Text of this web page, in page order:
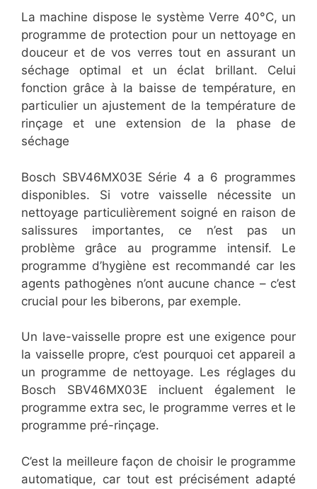
La machine dispose le système Verre 40°C, un
programme de protection pour un nettoyage en
douceur et de vos verres tout en assurant un
séchage optimal et un éclat brillant. Celui
fonction grâce à la baisse de température, en
particulier un ajustement de la température de
rinçage et une extension de la phase de
séchage
Bosch SBV46MX03E Série 4 a 6 programmes
disponibles. Si votre vaisselle nécessite un
nettoyage particulièrement soigné en raison de
salissures importantes, ce n’est pas un
problème grâce au programme intensif. Le
programme d’hygiène est recommandé car les
agents pathogènes n’ont aucune chance – c’est
crucial pour les biberons, par exemple.
Un lave-vaisselle propre est une exigence pour
la vaisselle propre, c’est pourquoi cet appareil a
un programme de nettoyage. Les réglages du
Bosch SBV46MX03E incluent également le
programme extra sec, le programme verres et le
programme pré-rinçage.
C’est la meilleure façon de choisir le programme
automatique, car tout est précisément adapté